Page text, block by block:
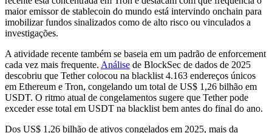
maior emissor de stablecoin do mundo está intervindo onchain para
imobilizar fundos sinalizados como de alto risco ou vinculados a
investigações.
A atividade recente também se baseia em um padrão de enforcement
cada vez mais frequente. Análise de BlockSec de dados de 2025
descobriu que Tether colocou na blacklist 4.163 endereços únicos
em Ethereum e Tron, congelando um total de US$ 1,26 bilhão em
USDT. O ritmo atual de congelamentos sugere que Tether pode
exceder esse total em USDT na blacklist bem antes do final do ano.
Dos US$ 1,26 bilhão de ativos congelados em 2025, mais da